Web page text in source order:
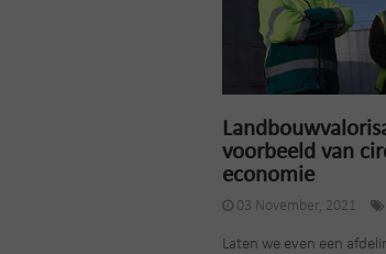
voorbeeld van
economie
03 November, 2021
Laten we even een